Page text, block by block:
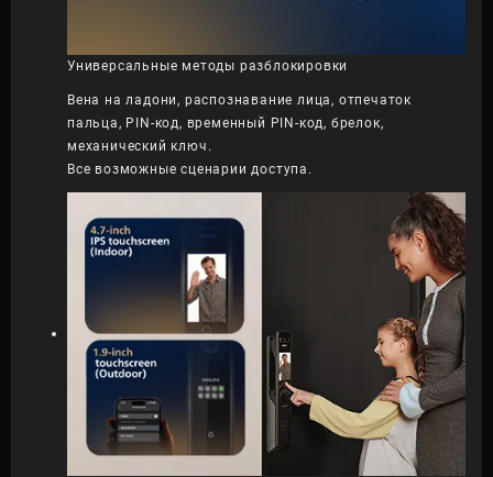
Универсальные методы разблокировки
Вена на ладони, распознавание лица, отпечаток
пальца, PIN-код, временный PIN-код, брелок,
механический ключ.
Все возможные сценарии доступа.